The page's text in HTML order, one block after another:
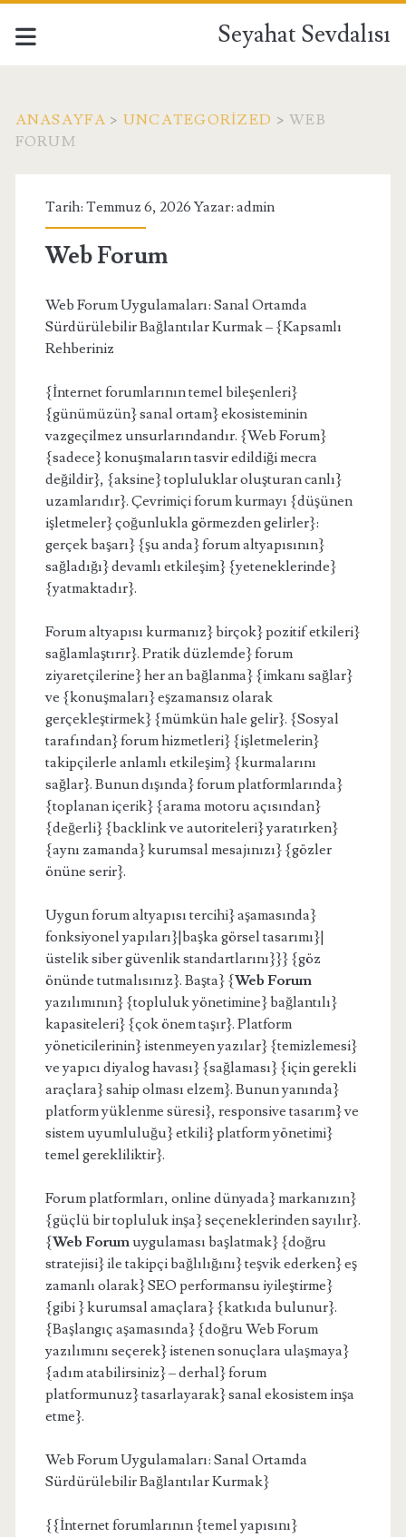
Seyahat Sevdalısı
ANASAYFA > UNCATEGORIZED >WEB
FORUM
Tarih: Temmuz 6, 2026 Yazar: admin
Web Forum
Web Forum Uygulamaları: Sanal Ortamda
Sürdürülebilir Bağlantılar Kurmak – {Kapsamlı
Rehberiniz
{İnternet forumlarının temel bileşenleri}
{günümüzün} sanal ortam} ekosisteminin
vazgeçilmez unsurlarındandır. {Web Forum}
{sadece} konuşmaların tasvir edildiği mecra
değildir}, {aksine} topluluklar oluşturan canlı}
uzamlarıdır}. Çevrimiçi forum kurmayı {düşünen
işletmeler} çoğunlukla görmezden gelirler}:
gerçek başarı} {şu anda} forum altyapısının}
sağladığı} devamlı etkileşim} {yeteneklerinde}
{yatmaktadır}.
Forum altyapısı kurmanız} birçok} pozitif etkileri}
sağlamlaştırır}. Pratik düzlemde} forum
ziyaretçilerine} her an bağlanma} {imkanı sağlar}
ve {konuşmaları} eşzamansız olarak
gerçekleştirmek} {mümkün hale gelir}. {Sosyal
tarafından} forum hizmetleri} {işletmelerin}
takipçilerle anlamlı etkileşim} {kurmalarını
sağlar}. Bunun dışında} forum platformlarında}
{toplanan içerik} {arama motoru açısından}
{değerli} {backlink ve autoriteleri} yaratırken}
{aynı zamanda} kurumsal mesajınızı} {gözler
önüne serir}.
Uygun forum altyapısı tercihi} aşamasında}
fonksiyonel yapıları}|başka görsel tasarımı}|
üstelik siber güvenlik standartlarını}}} {göz
önünde tutmalısınız}. Başta} {Web Forum
yazılımının} {topluluk yönetimine} bağlantılı}
kapasiteleri} {çok önem taşır}. Platform
yöneticilerinin} istenmeyen yazılar} {temizlemesi}
ve yapıcı diyalog havası} {sağlaması} {için gerekli
araçlara} sahip olması elzem}. Bunun yanında}
platform yüklenme süresi}, responsive tasarım} ve
sistem uyumluluğu} etkili} platform yönetimi}
temel gerekliliktir}.
Forum platformları, online dünyada} markanızın}
{güçlü bir topluluk inşa} seçeneklerinden sayılır}.
{Web Forumuygulaması başlatmak} {doğru
stratejisi} ile takipçi bağlılığını} teşvik ederken} eş
zamanlı olarak} SEO performansu iyileştirme}
{gibi } kurumsal amaçlara} {katkıda bulunur}.
{Başlangıç aşamasında} {doğru Web Forum
yazılımını seçerek} istenen sonuçlara ulaşmaya}
{adım atabilirsiniz} – derhal} forum
platformunuz} tasarlayarak} sanal ekosistem inşa
etme}.
Web Forum Uygulamaları: Sanal Ortamda
Sürdürülebilir Bağlantılar Kurmak}
{{İnternet forumlarının {temel yapısını}